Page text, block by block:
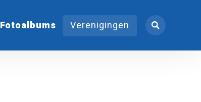
Fotoalbums Verenigingen